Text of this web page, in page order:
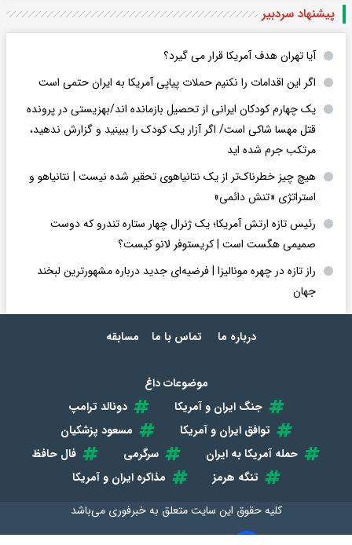
پیشنهاد سردبیر
آیا تهران هدف آمریکا قرار می گیرد؟
اگر این اقدامات را نکنیم حملات پیاپی آمریکا به ایران حتمی است
یک چهارم کودکان ایرانی از تحصیل بازمانده اند/بهزیستی در پرونده
قتل مهسا شاکی است/ اگر آزار یک کودک را ببینید و گزارش ندهید،
مرتکب جرم شده اید
هیچ چیز خطرناک‌تر از یک نتانیاهوی تحقیر شده نیست | نتانیاهو و
استراتژی «تنش دائمی»
رئیس تازه ارتش آمریکا؛ یک ژنرال چهار ستاره تندرو که دوست
صمیمی هگست است | کریستوفر لانو کیست؟
راز تازه در چهره مونالیزا | فرضیه‌ای جدید درباره مشهورترین لبخند
جهان
درباره ما تماس با ما مسابقه
موضوعات داغ
جنگ ایران و آمریکا
دونالد ترامپ
توافق ایران و آمریکا
مسعود پزشکیان
حمله آمریکا به ایران
سرگرمی
فال حافظ
تنگه هرمز
مذاکره ایران و آمریکا
کلیه حقوق این سایت متعلق بهخبرفوری می‌باشد